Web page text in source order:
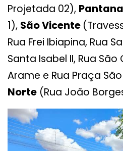
Projetada 02),
1), São Vicente
Rua Frei Ibiapina, Rua
Santa Isabel II, Rua São
Arame e Rua Praça
Norte (Rua João